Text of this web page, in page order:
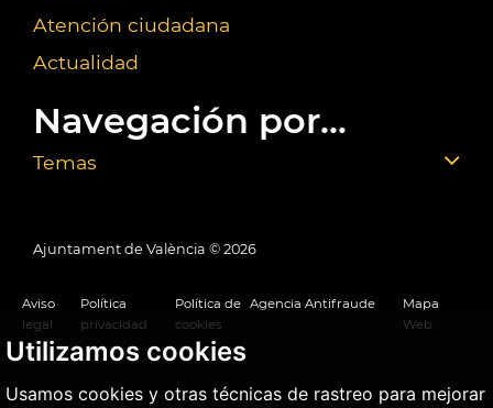
Utilizamos cookies
Usamos cookies y otras técnicas de rastreo para mejorar
Atención ciudadana
Actualidad
Navegación por...
Temas
Ajuntament de València © 2026
Aviso
legal
Política
privacidad
Política de
cookies
Agencia Antifraude
Mapa
Web